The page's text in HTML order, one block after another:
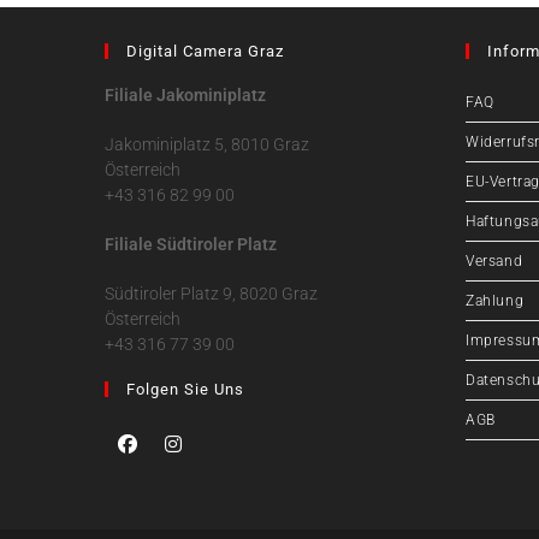
Digital Camera Graz
Filiale Jakominiplatz
Jakominiplatz 5, 8010 Graz
Österreich
+43 316 82 99 00
Filiale Südtiroler Platz
Südtiroler Platz 9, 8020 Graz
Österreich
+43 316 77 39 00
Folgen Sie Uns
FAQ
EU-
Versand
Zahlung
AGB